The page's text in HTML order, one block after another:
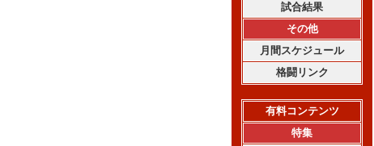
試合結果
その他
月間スケジュール
格闘リンク
有料コンテンツ
特集